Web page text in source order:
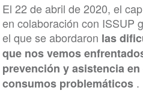
El 22 de abril de 2020, el
en colaboración con ISSUP
el que se abordaron las
que nos vemos
prevención y asistencia
consumos problemáticos.